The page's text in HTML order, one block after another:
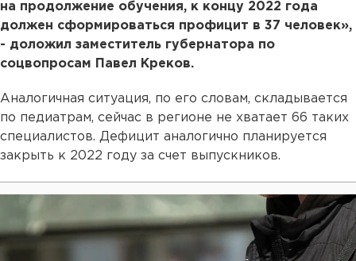
на продолжение обучения, к концу 2022 года
должен сформироваться профицит в 37 человек»,
- доложил заместитель губернатора по
соцвопросам Павел Креков.
Аналогичная ситуация, по его словам, складывается
по педиатрам, сейчас в регионе не хватает 66 таких
специалистов. Дефицит аналогично планируется
закрыть к 2022 году за счет выпускников.